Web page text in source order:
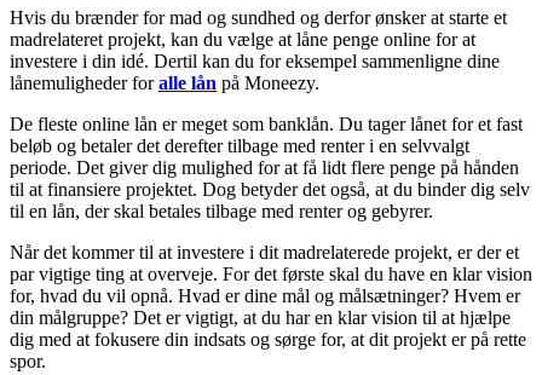
Hvis du brænder for mad og sundhed og derfor ønsker at starte et
madrelateret projekt, kan du vælge at låne penge online for at
investere i din idé. Dertil kan du for eksempel sammenligne dine
lånemuligheder foralle lån på Moneezy.
De fleste online lån er meget som banklån. Du tager lånet for et fast
beløb og betaler det derefter tilbage med renter i en selvvalgt
periode. Det giver dig mulighed for at få lidt flere penge på hånden
til at finansiere projektet. Dog betyder det også, at du binder dig selv
til en lån, der skal betales tilbage med renter og gebyrer.
Når det kommer til at investere i dit madrelaterede projekt, er der et
par vigtige ting at overveje. For det første skal du have en klar vision
for, hvad du vil opnå. Hvad er dine mål og målsætninger? Hvem er
din målgruppe? Det er vigtigt, at du har en klar vision til at hjælpe
dig med at fokusere din indsats og sørge for, at dit projekt er på rette
spor.